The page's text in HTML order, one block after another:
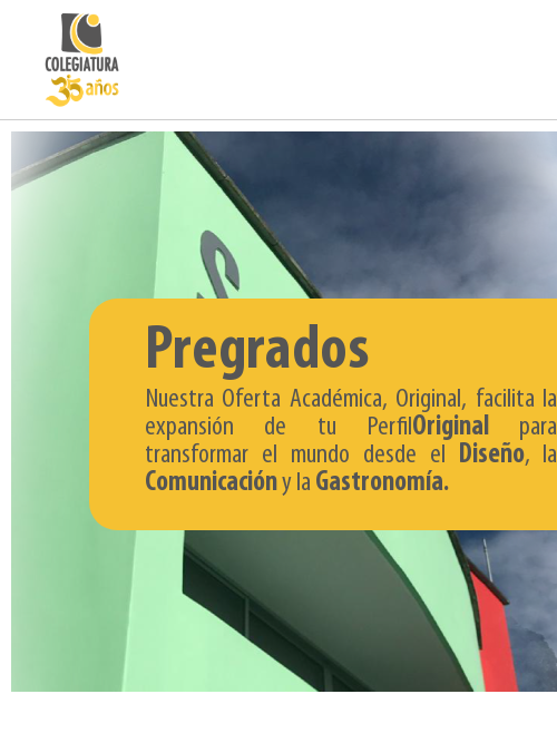
Pregrados
Nuestra Oferta Académica, Original, facilita la
expansión de tu PerfilOriginal para
transformar el mundo desde el Diseño, la
Comunicacióny la Gastronomía.